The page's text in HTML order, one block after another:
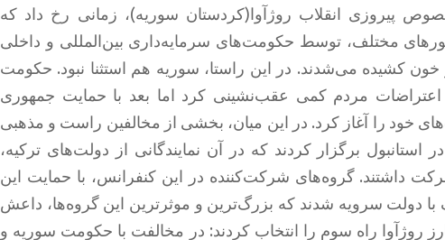
پیروزی انقلاب روژآوا‌(کردستان سوریه)، زمانی رخ داد که
مختلف، توسط حکومت‌های سرمایه‌داری بین‌المللی و داخلی
خون کشیده می‌شدند. در این راستا، سوریه هم استثنا نبود. حکومت
اعتراضات مردم کمی عقب‌نشینی کرد اما بعد با حمایت جمهوری
خود را آغاز کرد. در این میان، بخشی از مخالفین راست و مذهبی
برگزار کردند که در آن نمایندگانی از دولت‌های ترکیه،
داشتند.گروه‌های شرکت‌کننده در این کنفرانس، با حمایت این
دولت سرویه شدند که بزرگ‌ترین و موثرترین این گروه‌ها، داعش
روژآوا راه سوم را انتخاب کردند: در مخالفت با حکومت سوریه و